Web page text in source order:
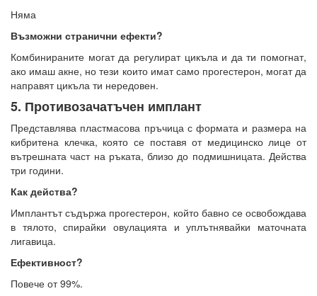
Няма
Възможни странични ефекти?
Комбинираните могат да регулират цикъла и да ти помогнат,
ако имаш акне, но тези които имат само прогестерон, могат да
направят цикъла ти нередовен.
5. Противозачатъчен имплант
Представлява пластмасова пръчица с формата и размера на
кибритена клечка, която се поставя от медицинско лице от
вътрешната част на ръката, близо до подмишницата. Действа
три години.
Как действа?
Имплантът съдържа прогестерон, който бавно се освобождава
в тялото, спирайки овулацията и уплътнявайки маточната
лигавица.
Ефективност?
Повече от 99%.